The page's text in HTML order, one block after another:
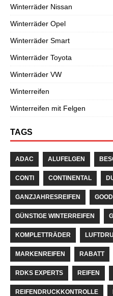
Winterräder Nissan
Winterräder Opel
Winterräder Smart
Winterräder Toyota
Winterräder VW
Winterreifen
Winterreifen mit Felgen
TAGS
ADAC ALUFELGEN
CONTI CONTINENTAL
GANZJAHRESREIFEN
GÜNSTIGE WINTERREIFEN
KOMPLETTRÄDER
MARKENREIFEN RABATT
RDKS EXPERTS REIFEN
REIFENDRUCKKONTROLLE